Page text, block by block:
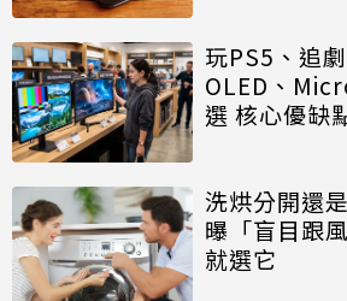
玩PS5、追
OLED、
選 核心優缺
洗烘分開還
曝「盲目跟
就選它